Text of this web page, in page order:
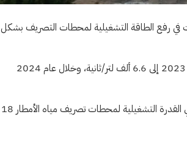
في رفع الطاقة التشغيلية لمحطات التصريف بشكل
وبدأت المرحلة الأولى في عام 2022 بتشغيل محطة بسعة 4.8 ألف لتر/ثانية، ورُفعت السعة في عام 2023 إلى 6.6 ألف لتر/ثانية، وخلال عام 2024
وشهد عام 2025 اكتمال منظومة التطوير بإضافة محطة ثالثة بسعة 4.8 ألف لتر/ثانية، ليبلغ إجمالي القدرة التشغيلية لمحطات تصريف مياه الأمطار 18